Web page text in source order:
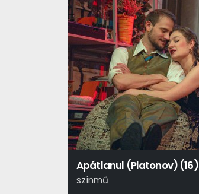
Apátlanul (Platonov) (16)
színmű